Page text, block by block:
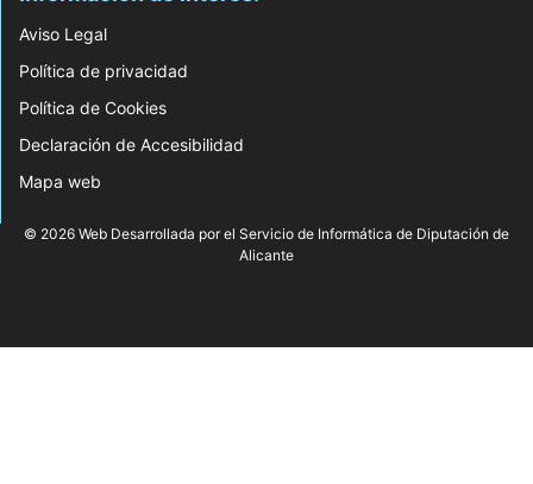
Aviso Legal
Política de privacidad
Política de Cookies
Declaración de Accesibilidad
Mapa web
© 2026 Web Desarrollada por el Servicio de Informática de Diputación de
Alicante